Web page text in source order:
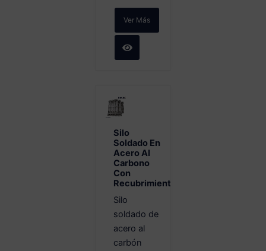
Ver Más
Silo
Soldado En
Acero Al
Carbono
Con
Recubrimiento
Silo
soldado de
acero al
carbón